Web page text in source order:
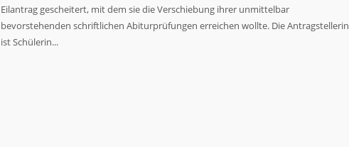
Eilantrag gescheitert, mit dem sie die Verschiebung ihrer unmittelbar
bevorstehenden schriftlichen Abiturprüfungen erreichen wollte. Die Antragstellerin
ist Schülerin...